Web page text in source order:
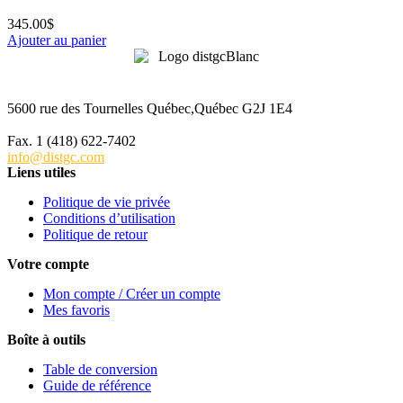
345.00$
Ajouter au panier
5600 rue des Tournelles Québec,Québec G2J 1E4
Fax. 1 (418) 622-7402
info@distgc.com
Liens utiles
Politique de vie privée
Conditions d’utilisation
Politique de retour
Votre compte
Mon compte / Créer un compte
Mes favoris
Boîte à outils
Table de conversion
Guide de référence